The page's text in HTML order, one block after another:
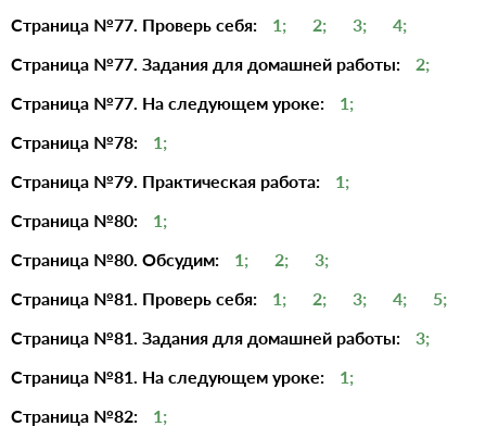
Страница №77. Проверь себя:
1; 2; 3;
4;
Страница №77. Задания для домашней работы:
2;
Страница №77. На следующем уроке:
1;
Страница №78:
1;
Страница №79. Практическая работа:
1;
Страница №80:
1;
Страница №80. Обсудим:
1; 2;
3;
Страница №81. Проверь себя:
1; 2; 3; 4;
5;
Страница №81. Задания для домашней работы:
3;
Страница №81. На следующем уроке:
1;
Страница №82:
1;